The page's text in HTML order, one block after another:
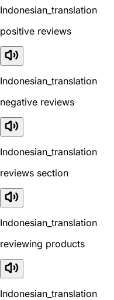
Indonesian_translation
positive reviews
Indonesian_translation
negative reviews
Indonesian_translation
reviews section
Indonesian_translation
reviewing products
Indonesian_translation